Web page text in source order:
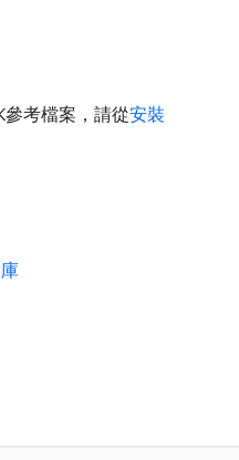
參考檔案，請從安裝